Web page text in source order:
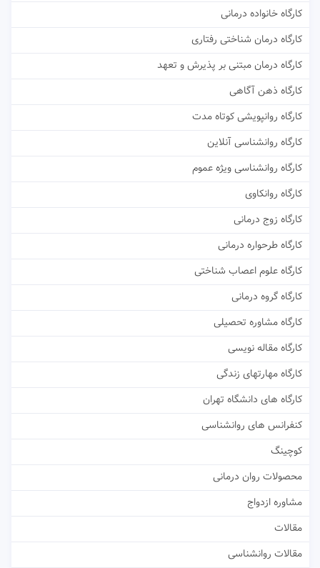
کارگاه خانواده درمانی
کارگاه درمان شناختی رفتاری
کارگاه درمان مبتنی بر پذیرش و تعهد
کارگاه ذهن آگاهی
کارگاه روانپویشی کوتاه مدت
کارگاه روانشناسی آنلاین
کارگاه روانشناسی ویژه عموم
کارگاه روانکاوی
کارگاه زوج درمانی
کارگاه طرحواره درمانی
کارگاه علوم اعصاب شناختی
کارگاه گروه درمانی
کارگاه مشاوره تحصیلی
کارگاه مقاله نویسی
کارگاه مهارتهای زندگی
کارگاه های دانشگاه تهران
کنفرانس های روانشناسی
کوچینگ
محصولات روان درمانی
مشاوره ازدواج
مقالات
مقالات روانشناسی